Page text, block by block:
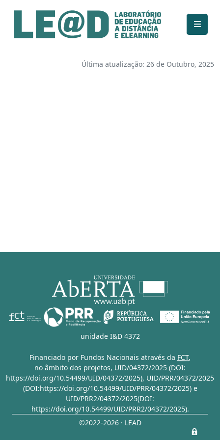
Ir para o conteúdo principal
Informações de acessibilidade
Mapa do site
Última atualização: 26 de Outubro, 2025
unidade I&D 4372
Financiado por Fundos Nacionais através da FCT,
no âmbito dos projetos, UID/04372/2025 (DOI:
https://doi.org/10.54499/UID/04372/2025), UID/PRR/04372/2025
(DOI:https://doi.org/10.54499/UID/PRR/04372/2025)e
UID/PRR2/04372/2025(DOI:
https://doi.org/10.54499/UID/PRR2/04372/2025).
©2022-2026 · LEAD